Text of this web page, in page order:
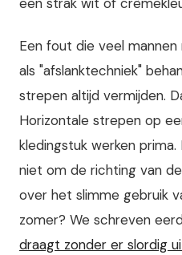
Een fout die veel
als "afslanktechniek"
strepen altijd vermijden.
Horizontale strepen op
kledingstuk werken
niet om de richting van
over het slimme gebruik
zomer? We schreven
draagt zonder er slordig